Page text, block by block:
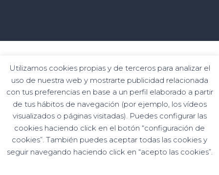
Utilizamos cookies propias y de terceros para analizar el
uso de nuestra web y mostrarte publicidad relacionada
con tus preferencias en base a un perfil elaborado a partir
de tus hábitos de navegación (por ejemplo, los vídeos
visualizados o páginas visitadas). Puedes configurar las
cookies haciendo click en el botón “configuración de
cookies”. También puedes aceptar todas las cookies y
seguir navegando haciendo click en “acepto las cookies”.
Digital kit programme funded by the Next
Generation funds of the recovery and resilience
mechanism